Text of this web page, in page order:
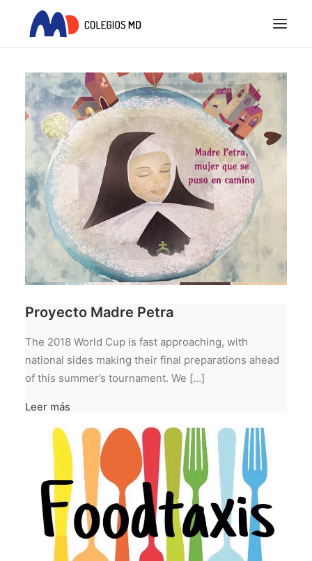
INICIO
PROYECTO EDUCATIVO
COLEGIOS MD
ACTUALIDAD
REQUISITOS LEGALES
SEARCH
Proyecto Madre Petra
The 2018 World Cup is fast approaching, with
national sides making their final preparations ahead
of this summer’s tournament. We […]
Leer más